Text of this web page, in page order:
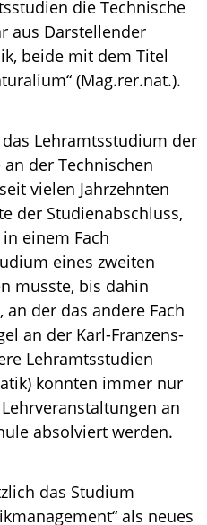
die Technische
aus Darstellender
beide mit dem Titel
(Mag.rer.nat.).
Lehramtsstudium der
der Technischen
vielen Jahrzehnten
der Studienabschluss,
einem Fach
eines zweiten
musste, bis dahin
der das andere Fach
an der Karl-Franzens-
Lehramtsstudien
konnten immer nur
an
absolviert werden.
das Studium
als neues